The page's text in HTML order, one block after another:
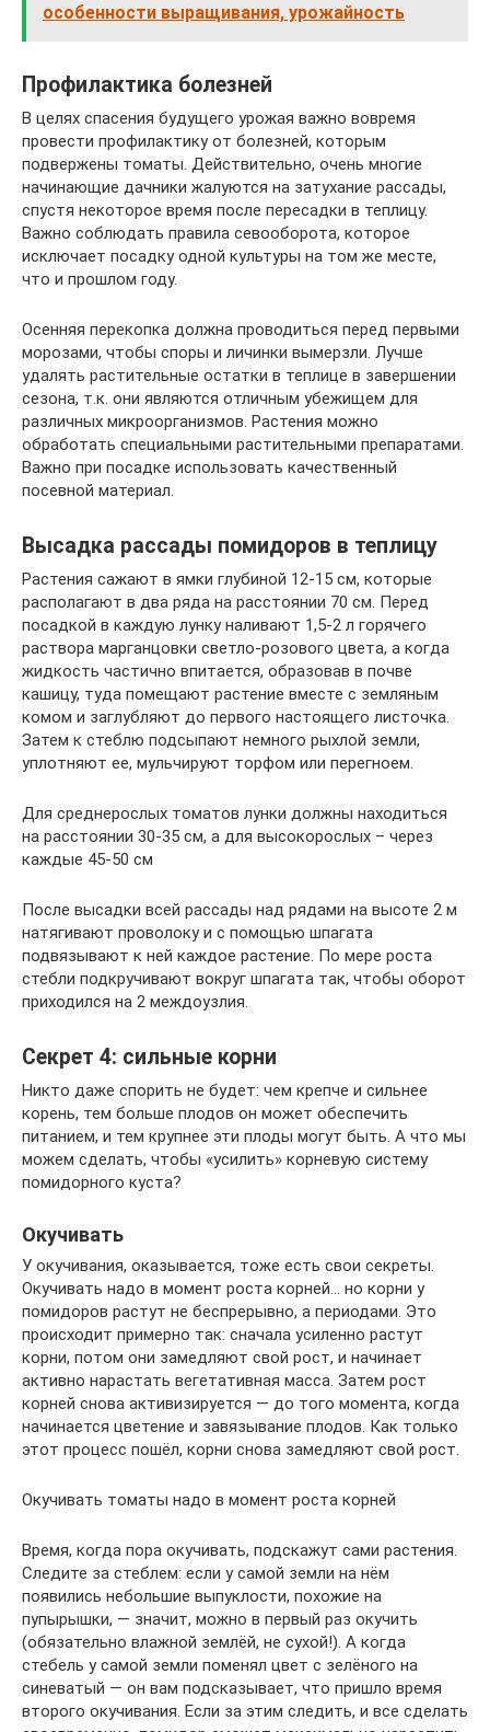
особенности выращивания, урожайность
Профилактика болезней
В целях спасения будущего урожая важно вовремя
провести профилактику от болезней, которым
подвержены томаты. Действительно, очень многие
начинающие дачники жалуются на затухание рассады,
спустя некоторое время после пересадки в теплицу.
Важно соблюдать правила севооборота, которое
исключает посадку одной культуры на том же месте,
что и прошлом году.
Осенняя перекопка должна проводиться перед первыми
морозами, чтобы споры и личинки вымерзли. Лучше
удалять растительные остатки в теплице в завершении
сезона, т.к. они являются отличным убежищем для
различных микроорганизмов. Растения можно
обработать специальными растительными препаратами.
Важно при посадке использовать качественный
посевной материал.
Высадка рассады помидоров в теплицу
Растения сажают в ямки глубиной 12-15 см, которые
располагают в два ряда на расстоянии 70 см. Перед
посадкой в каждую лунку наливают 1,5-2 л горячего
раствора марганцовки светло-розового цвета, а когда
жидкость частично впитается, образовав в почве
кашицу, туда помещают растение вместе с земляным
комом и заглубляют до первого настоящего листочка.
Затем к стеблю подсыпают немного рыхлой земли,
уплотняют ее, мульчируют торфом или перегноем.
Для среднерослых томатов лунки должны находиться
на расстоянии 30-35 см, а для высокорослых – через
каждые 45-50 см
После высадки всей рассады над рядами на высоте 2 м
натягивают проволоку и с помощью шпагата
подвязывают к ней каждое растение. По мере роста
стебли подкручивают вокруг шпагата так, чтобы оборот
приходился на 2 междоузлия.
Секрет 4: сильные корни
Никто даже спорить не будет: чем крепче и сильнее
корень, тем больше плодов он может обеспечить
питанием, и тем крупнее эти плоды могут быть. А что мы
можем сделать, чтобы «усилить» корневую систему
помидорного куста?
Окучивать
У окучивания, оказывается, тоже есть свои секреты.
Окучивать надо в момент роста корней… но корни у
помидоров растут не беспрерывно, а периодами. Это
происходит примерно так: сначала усиленно растут
корни, потом они замедляют свой рост, и начинает
активно нарастать вегетативная масса. Затем рост
корней снова активизируется — до того момента, когда
начинается цветение и завязывание плодов. Как только
этот процесс пошёл, корни снова замедляют свой рост.
Окучивать томаты надо в момент роста корней
Время, когда пора окучивать, подскажут сами растения.
Следите за стеблем: если у самой земли на нём
появились небольшие выпуклости, похожие на
пупырышки, — значит, можно в первый раз окучить
(обязательно влажной землёй, не сухой!). А когда
стебель у самой земли поменял цвет с зелёного на
синеватый — он вам подсказывает, что пришло время
второго окучивания. Если за этим следить, и все сделать